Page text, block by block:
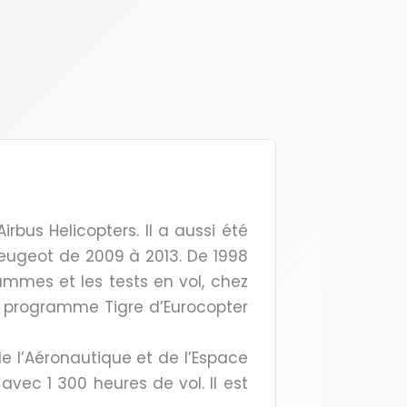
Helicopters. Il a aussi été
de 2009 à 2013. De 1998
et les tests en vol, chez
Tigre d’Eurocopter
l’Aéronautique et de l’Espace
1 300 heures de vol. Il est